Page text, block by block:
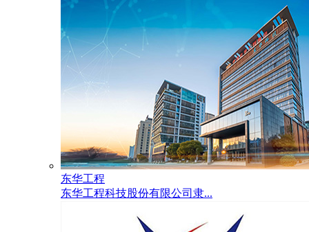
东华工程
东华工程科技股份有限公司隶...